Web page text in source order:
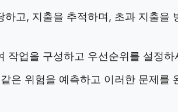
하고, 지출을 추적하며, 초과 지출을
작업을 구성하고 우선순위를 설정하
은 위험을 예측하고 이러한 문제를